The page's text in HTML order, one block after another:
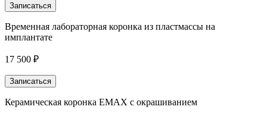
Записаться
Временная лабораторная коронка из пластмассы на
имплантате
17 500 ₽
Записаться
Керамическая коронка EMAX с окрашиванием